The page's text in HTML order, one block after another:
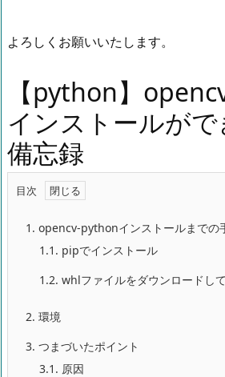
よろしくお願いいたします。
【python】
インストールが
備忘録
目次
1. opencv-pythonインストールまでの
1.1. pipでインストール
1.2. whlファイルをダウンロードし
2. 環境
3. つまづいたポイント
3.1. 原因